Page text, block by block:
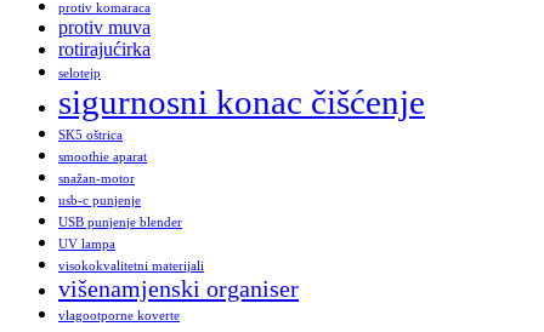
protiv komaraca
protiv muva
rotirajućirka
selotejp
sigurnosni konac čišćenje
SK5 oštrica
smoothie aparat
snažan-motor
usb-c punjenje
USB punjenje blender
UV lampa
visokokvalitetni materijali
višenamjenski organiser
vlagootporne koverte